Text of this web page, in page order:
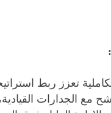
تعزز ربط
الجدارات القيادية،